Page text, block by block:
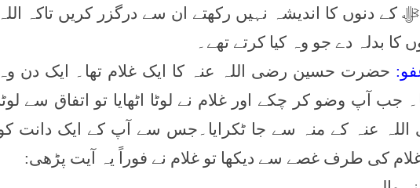
کے دنوں کا اندیشہ نہیں رکھتے ان سے درگزر کریں تاکہ اللہ
کا بدلہ دے جو وہ کیا کرتے تھے۔
حضرت حسین رضی اللہ عنہ کا ایک غلام تھا۔ ایک دن وہ
جب آپ وضو کر چکے اور غلام نے لوٹا اٹھایا تو اتفاق سے
عنہ کے منہ سے جا ٹکرایا۔جس سے آپ کے ایک دانت
کی طرف غصے سے دیکھا تو غلام نے فوراً یہ آیت پڑھی: